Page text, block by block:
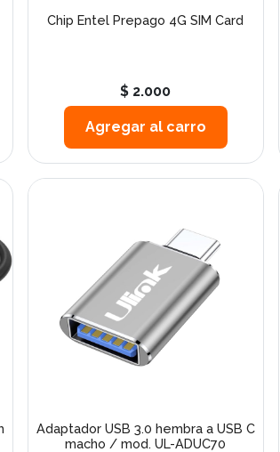
Chip Entel Prepago 4G SIM Card
$ 2.000
Agregar al carro
Adaptador USB 3.0 hembra a USB C
macho / mod. UL-ADUC70